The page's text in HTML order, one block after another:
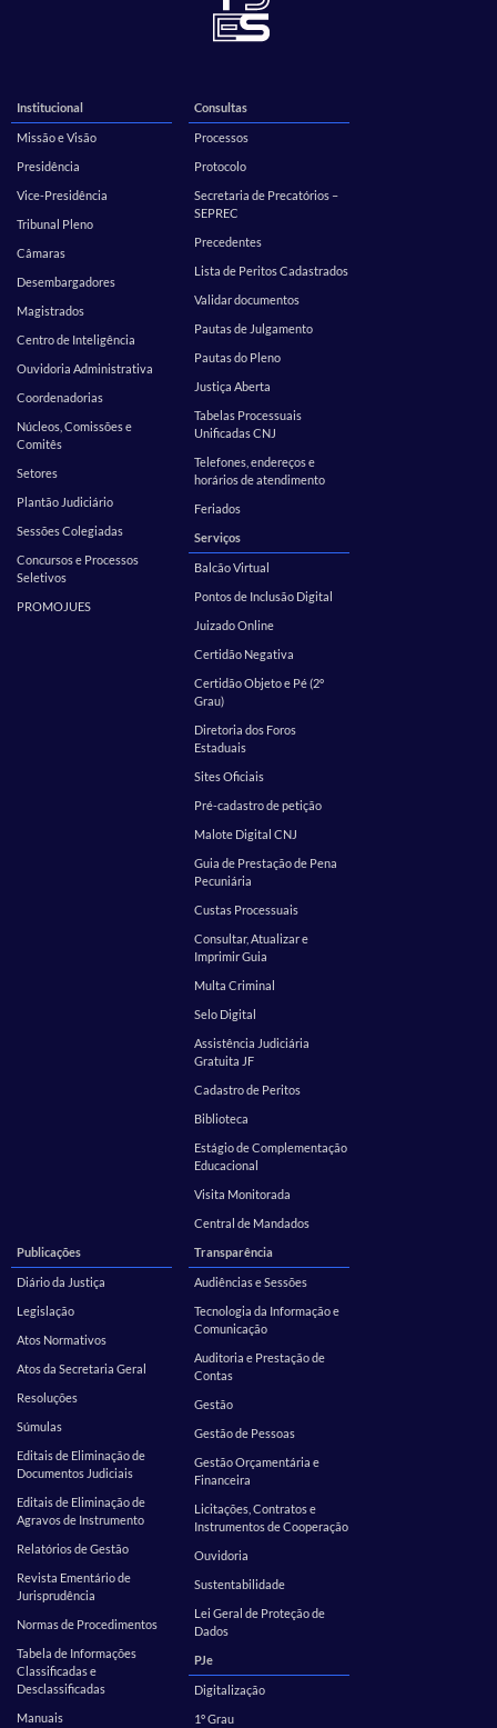
Institucional
Missão e Visão
Presidência
Vice-Presidência
Tribunal Pleno
Câmaras
Desembargadores
Magistrados
Centro de Inteligência
Ouvidoria Administrativa
Coordenadorias
Núcleos, Comissões e
Comitês
Setores
Plantão Judiciário
Sessões Colegiadas
Concursos e Processos
Seletivos
PROMOJUES
Consultas
Processos
Protocolo
Secretaria de Precatórios –
SEPREC
Precedentes
Lista de Peritos Cadastrados
Validar documentos
Pautas de Julgamento
Pautas do Pleno
Justiça Aberta
Tabelas Processuais
Unificadas CNJ
Telefones, endereços e
horários de atendimento
Feriados
Serviços
Balcão Virtual
Pontos de Inclusão Digital
Juizado Online
Certidão Negativa
Certidão Objeto e Pé (2º
Grau)
Diretoria dos Foros
Estaduais
Sites Oficiais
Pré-cadastro de petição
Malote Digital CNJ
Guia de Prestação de Pena
Pecuniária
Custas Processuais
Consultar, Atualizar e
Imprimir Guia
Multa Criminal
Selo Digital
Assistência Judiciária
Gratuita JF
Cadastro de Peritos
Biblioteca
Estágio de Complementação
Educacional
Visita Monitorada
Central de Mandados
Publicações
Diário da Justiça
Legislação
Atos Normativos
Atos da Secretaria Geral
Resoluções
Súmulas
Editais de Eliminação de
Documentos Judiciais
Editais de Eliminação de
Agravos de Instrumento
Relatórios de Gestão
Revista Ementário de
Jurisprudência
Normas de Procedimentos
Tabela de Informações
Classificadas e
Desclassificadas
Manuais
Transparência
Audiências e Sessões
Tecnologia da Informação e
Comunicação
Auditoria e Prestação de
Contas
Gestão
Gestão de Pessoas
Gestão Orçamentária e
Financeira
Licitações, Contratos e
Instrumentos de Cooperação
Ouvidoria
Sustentabilidade
Lei Geral de Proteção de
Dados
PJe
Digitalização
1º Grau